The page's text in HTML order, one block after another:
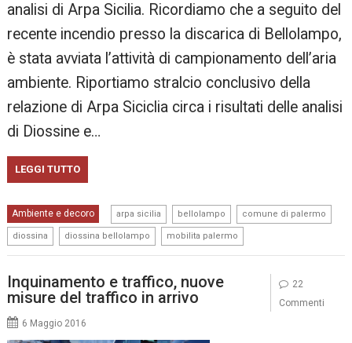
analisi di Arpa Sicilia. Ricordiamo che a seguito del
recente incendio presso la discarica di Bellolampo,
è stata avviata l’attività di campionamento dell’aria
ambiente. Riportiamo stralcio conclusivo della
relazione di Arpa Siciclia circa i risultati delle analisi
di Diossine e…
LEGGI TUTTO
Ambiente e decoro arpa sicilia bellolampo comune di palermo
diossina diossina bellolampo mobilita palermo
Inquinamento e traffico, nuove
misure del traffico in arrivo
6 Maggio 2016
22
Commenti